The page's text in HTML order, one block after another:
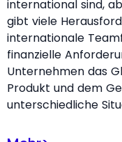
international sind,
gibt viele
internationale
finanzielle
Unternehmen das
Produkt und dem
unterschiedliche